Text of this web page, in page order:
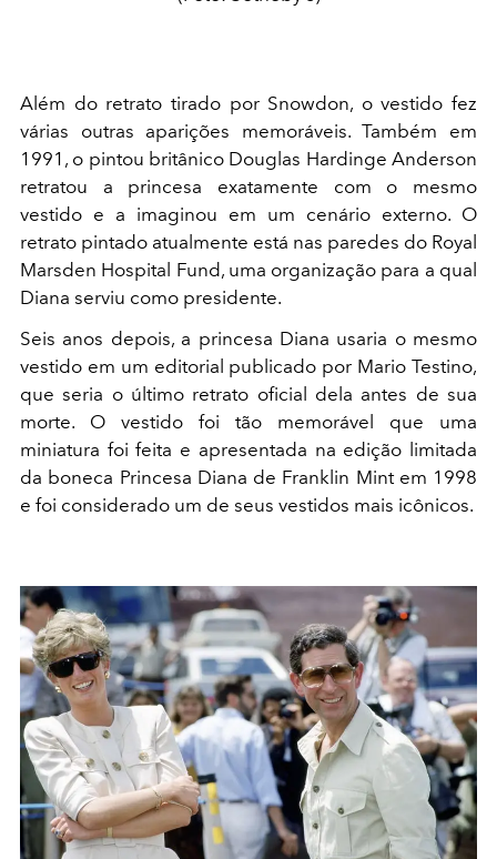
Além do retrato tirado por Snowdon, o vestido fez
várias outras aparições memoráveis. Também em
1991, o pintou britânico Douglas Hardinge Anderson
retratou a princesa exatamente com o mesmo
vestido e a imaginou em um cenário externo. O
retrato pintado atualmente está nas paredes do Royal
Marsden Hospital Fund, uma organização para a qual
Diana serviu como presidente.
Seis anos depois, a princesa Diana usaria o mesmo
vestido em um editorial publicado por Mario Testino,
que seria o último retrato oficial dela antes de sua
morte. O vestido foi tão memorável que uma
miniatura foi feita e apresentada na edição limitada
da boneca Princesa Diana de Franklin Mint em 1998
e foi considerado um de seus vestidos mais icônicos.